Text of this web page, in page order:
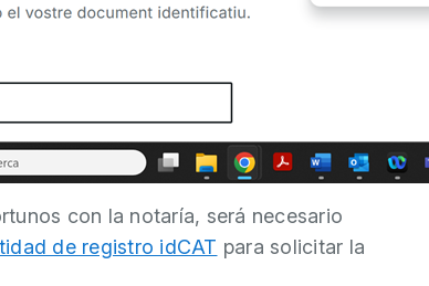
con la notaría, será necesario
de registro idCAT para solicitar la